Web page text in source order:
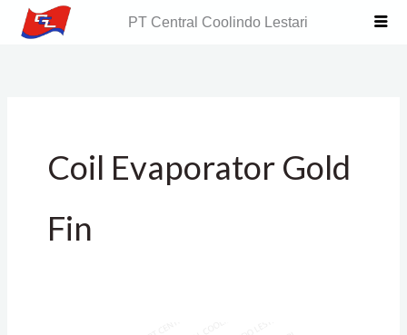
PT Central Coolindo Lestari
Coil Evaporator Gold
Fin